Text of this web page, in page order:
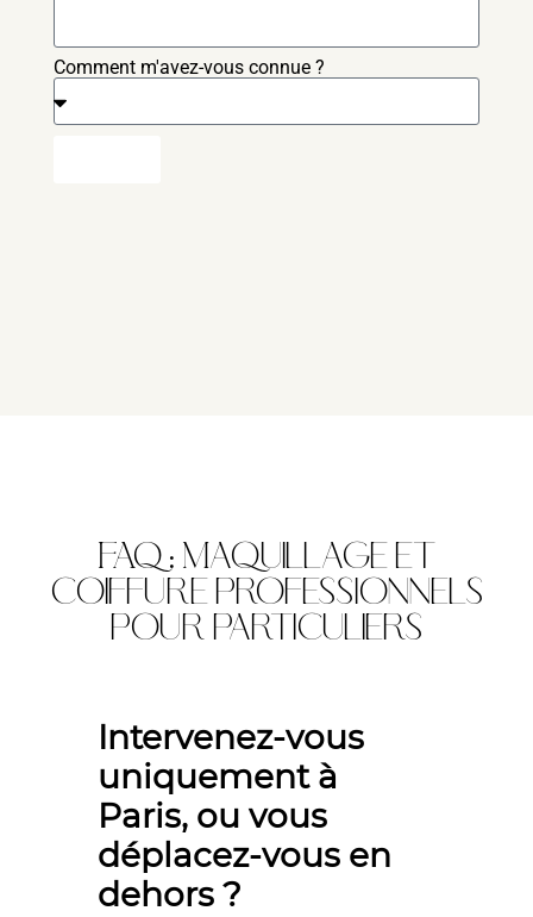
Comment m'avez-vous connue ?
FAQ : Maquillage et
coiffure professionnels
pour particuliers
Intervenez-vous
uniquement à
Paris, ou vous
déplacez-vous en
dehors ?